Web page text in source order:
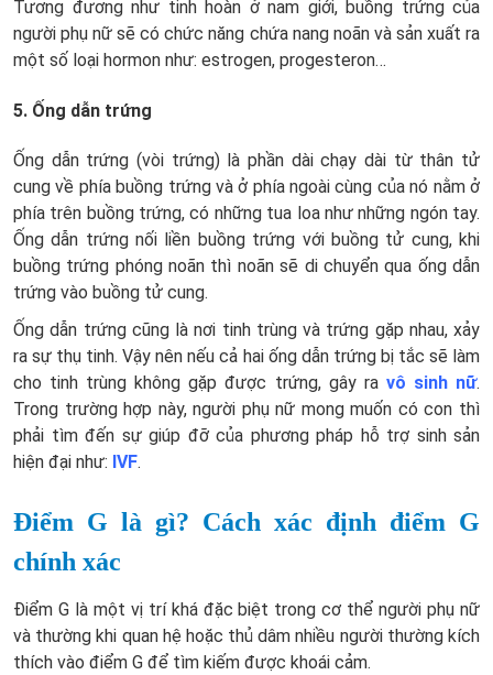
Tương đương như tinh hoàn ở nam giới, buồng trứng của
người phụ nữ sẽ có chức năng chứa nang noãn và sản xuất ra
một số loại hormon như: estrogen, progesteron…
5. Ống dẫn trứng
Ống dẫn trứng (vòi trứng) là phần dài chạy dài từ thân tử
cung về phía buồng trứng và ở phía ngoài cùng của nó nằm ở
phía trên buồng trứng, có những tua loa như những ngón tay.
Ống dẫn trứng nối liền buồng trứng với buồng tử cung, khi
buồng trứng phóng noãn thì noãn sẽ di chuyển qua ống dẫn
trứng vào buồng tử cung.
Ống dẫn trứng cũng là nơi tinh trùng và trứng gặp nhau, xảy
ra sự thụ tinh. Vậy nên nếu cả hai ống dẫn trứng bị tắc sẽ làm
cho tinh trùng không gặp được trứng, gây ra vô sinh nữ.
Trong trường hợp này, người phụ nữ mong muốn có con thì
phải tìm đến sự giúp đỡ của phương pháp hỗ trợ sinh sản
hiện đại như: IVF.
Điểm G là gì? Cách xác định điểm G
chính xác
Điểm G là một vị trí khá đặc biệt trong cơ thể người phụ nữ
và thường khi quan hệ hoặc thủ dâm nhiều người thường kích
thích vào điểm G để tìm kiếm được khoái cảm.